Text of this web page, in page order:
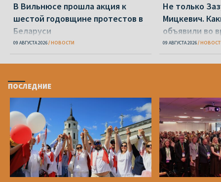
В Вильнюсе прошла акция к
шестой годовщине протестов в
Беларуси
09 АВГУСТА 2026 НОВОСТИ
Не только
Мицкевич.
объявили во
Беларуси»
09 АВГУСТА 2026
ПОСЛЕДНИЕ